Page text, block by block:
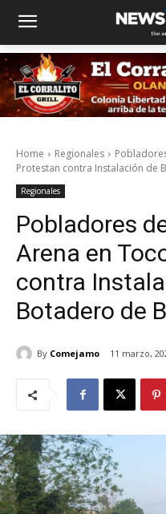
Home Regionales
Protestan contra Instalación de
Regionales
Pobladores
Arena en
contra
Botadero de
By Comejamo 11 marzo,